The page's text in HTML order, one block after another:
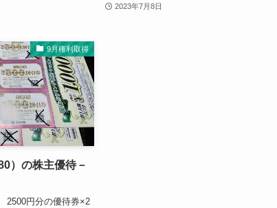
2023年7月8日
9月権利取得
）の株主優待－
2500円分の優待券×2